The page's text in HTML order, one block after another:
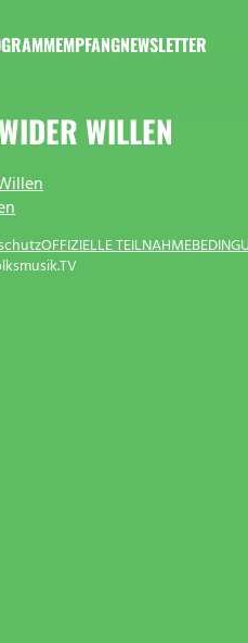
EMPFANGNEWSLETTER
WILLEN
OFFIZIELLE